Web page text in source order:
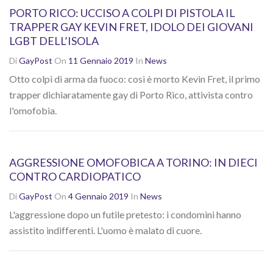
PORTO RICO: UCCISO A COLPI DI PISTOLA IL
TRAPPER GAY KEVIN FRET, IDOLO DEI GIOVANI
LGBT DELL’ISOLA
DiGayPost On 11 Gennaio 2019 In News
Otto colpi di arma da fuoco: così è morto Kevin Fret, il primo
trapper dichiaratamente gay di Porto Rico, attivista contro
l'omofobia.
AGGRESSIONE OMOFOBICA A TORINO: IN DIECI
CONTRO CARDIOPATICO
DiGayPost On 4 Gennaio 2019 In News
L'aggressione dopo un futile pretesto: i condomini hanno
assistito indifferenti. L'uomo è malato di cuore.